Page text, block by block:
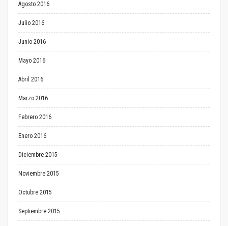
Agosto 2016
Julio 2016
Junio 2016
Mayo 2016
Abril 2016
Marzo 2016
Febrero 2016
Enero 2016
Diciembre 2015
Noviembre 2015
Octubre 2015
Septiembre 2015